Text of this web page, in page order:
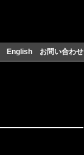
English お問い合わせ